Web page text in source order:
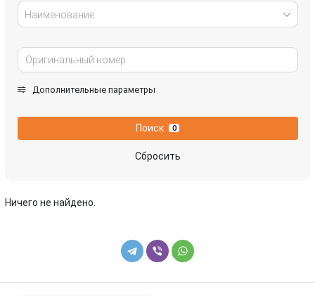
Наименование
Дополнительные параметры
Поиск 0
Сбросить
Ничего не найдено.